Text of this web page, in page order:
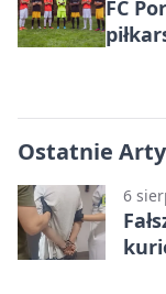
FC
Ostatnie
6